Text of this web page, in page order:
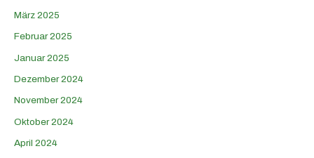
März 2025
Februar 2025
Januar 2025
Dezember 2024
November 2024
Oktober 2024
April 2024